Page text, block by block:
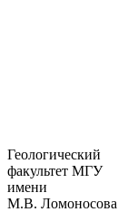
Геологический
факультет МГУ
имени
М.В. Ломоносова